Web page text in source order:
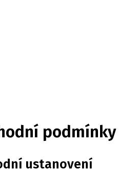
podmínky
ustanovení